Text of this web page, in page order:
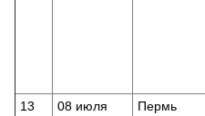
13 08 июля Пермь